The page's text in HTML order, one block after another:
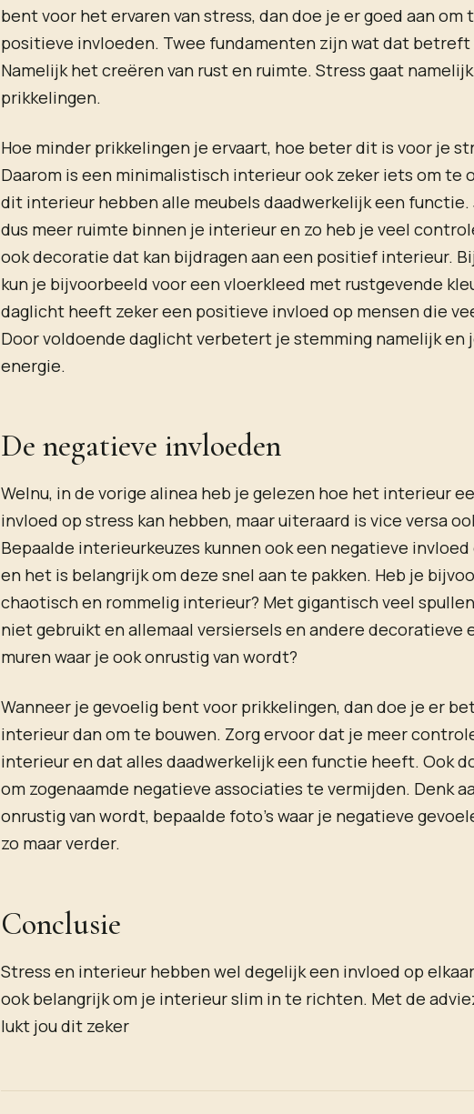
bent voor het ervaren van stress, dan doe je er goed aan om
positieve invloeden. Twee fundamenten zijn wat dat betreft
Namelijk het creëren van rust en ruimte. Stress gaat
prikkelingen.
Hoe minder prikkelingen je ervaart, hoe beter dit is voor je
Daarom is een minimalistisch interieur ook zeker iets om te
dit interieur hebben alle meubels daadwerkelijk een
dus meer ruimte binnen je interieur en zo heb je veel
ook decoratie dat kan bijdragen aan een positief interieur.
kun je bijvoorbeeld voor een vloerkleed met rustgevende
daglicht heeft zeker een positieve invloed op mensen die
Door voldoende daglicht verbetert je stemming namelijk en
energie.
De negatieve invloeden
Welnu, in de vorige alinea heb je gelezen hoe het interieur
invloed op stress kan hebben, maar uiteraard is vice versa
Bepaalde interieurkeuzes kunnen ook een negatieve
en het is belangrijk om deze snel aan te pakken. Heb je
chaotisch en rommelig interieur? Met gigantisch veel
niet gebruikt en allemaal versiersels en andere decoratieve
muren waar je ook onrustig van wordt?
Wanneer je gevoelig bent voor prikkelingen, dan doe je er
interieur dan om te bouwen. Zorg ervoor dat je meer
interieur en dat alles daadwerkelijk een functie heeft. Ook
om zogenaamde negatieve associaties te vermijden. Denk
onrustig van wordt, bepaalde foto’s waar je negatieve
zo maar verder.
Conclusie
Stress en interieur hebben wel degelijk een invloed op
ook belangrijk om je interieur slim in te richten. Met de
lukt jou dit zeker